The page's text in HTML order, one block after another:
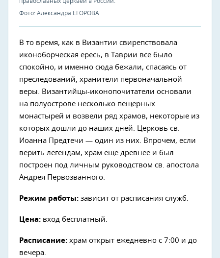
Фото: Александра ЕГОРОВА
В то время, как в Византии свирепствовала
иконоборческая ересь, в Таврии все было
спокойно, и именно сюда бежали, спасаясь от
преследований, хранители первоначальной
веры. Византийцы-иконопочитатели основали
на полуострове несколько пещерных
монастырей и возвели ряд храмов, некоторые из
которых дошли до наших дней. Церковь св.
Иоанна Предтечи — один из них. Впрочем, если
верить легендам, храм еще древнее и был
построен под личным руководством св. апостола
Андрея Первозванного.
Режим работы: зависит от расписания служб.
Цена: вход бесплатный.
Расписание: храм открыт ежедневно с 7:00 и до
вечера.